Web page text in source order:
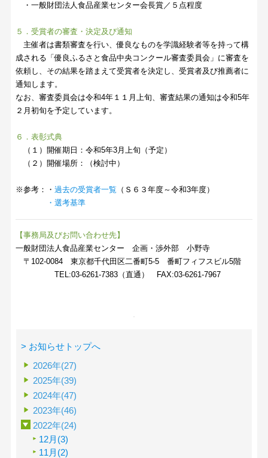
・一般財団法人食品産業センター会長賞／５点程度
５．受賞者の審査・決定及び通知
主催者は書類審査を行い、優良なものを学識経験者等を持って構
成される「優良ふるさと食品中央コンクール審査委員会」に審査を
依頼し、その結果を踏まえて受賞者を決定し、受賞者及び推薦者に
通知します。
なお、審査委員会は令和4年１１月上旬、審査結果の通知は令和5年
２月初旬を予定しています。
６．表彰式典
（１）開催期日：令和5年3月上旬（予定）
（２）開催場所：（検討中）
※参考：・過去の受賞者一覧 （Ｓ６３年度～令和3年度）
・選考基準
【事務局及びお問い合わせ先】
一般財団法人食品産業センター 企画・渉外部 小野寺
〒102-0084 東京都千代田区二番町5-5 番町フィフスビル5階
TEL:03-6261-7383（直通） FAX:03-6261-7967
> お知らせトップへ
2026年(27)
2025年(39)
2024年(47)
2023年(46)
2022年(24)
12月(3)
11月(2)